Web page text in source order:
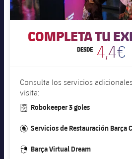
COMPLETA TU
DESDE 4,4€
Consulta los servicios
visita:
#pitch
Robokeeper 3 goles
#catering
Servicios de Restauración Barça
#vr
Barça Virtual Dream